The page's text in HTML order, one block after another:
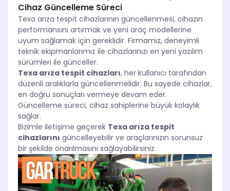
Cihaz Güncelleme Süreci
Texa arıza tespit cihazlarının güncellenmesi, cihazın
performansını artırmak ve yeni araç modellerine
uyum sağlamak için gereklidir. Firmamız, deneyimli
teknik ekipmanlarımız ile cihazlarınızı en yeni yazılım
sürümleri ile günceller.
Texa arıza tespit cihazları, her kullanıcı tarafından
düzenli aralıklarla güncellenmelidir. Bu sayede cihazlar,
en doğru sonuçları vermeye devam eder.
Güncelleme süreci, cihaz sahiplerine büyük kolaylık
sağlar.
Bizimle iletişime geçerek Texa arıza tespit
cihazlarını güncelleyebilir ve araçlarınızın sorunsuz
bir şekilde onarılmasını sağlayabilirsiniz.